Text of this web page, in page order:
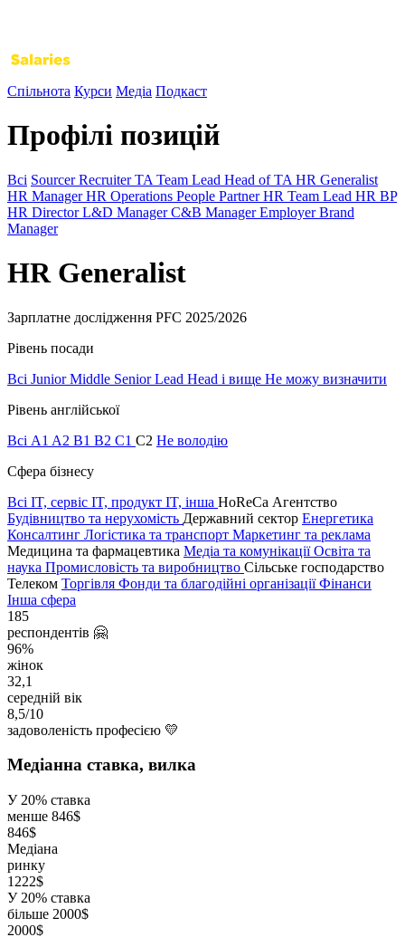
Спільнота Курси Медіа Подкаст
Профілі позицій
Всі Sourcer Recruiter TA Team Lead Head of TA HR Generalist
HR Manager HR Operations People Partner HR Team Lead HR BP
HR Director L&D Manager C&B Manager Employer Brand
Manager
HR Generalist
Зарплатне дослідження PFC 2025/2026
Рівень посади
Всі JuniorMiddle SeniorLead Head і вище Не можу визначити
Рівень англійської
Всі A1 A2 B1 B2 C1 C2 Не володію
Сфера бізнесу
Всі IT, сервіс IT, продукт IT, інша HoReCa Агентство
Будівництво та нерухомість Державний сектор Енергетика
Консалтинг Логістика та транспорт Маркетинг та реклама
Медицина та фармацевтика Медіа та комунікаціїОсвіта та
наука Промисловість та виробництво Сільське господарство
Телеком Торгівля Фонди та благодійні організаціїФінанси
Інша сфера
185
респон­дентів 🤗
96%
жінок
32,1
середній вік
8,5/10
задоволеність професією 💛
Медіанна ставка, вилка
У 20% ставка
менше 846$
846$
Медіана
ринку
1222$
У 20% ставка
більше 2000$
2000$